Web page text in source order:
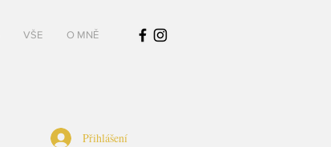
VŠE O MNĚ
Přihlášení